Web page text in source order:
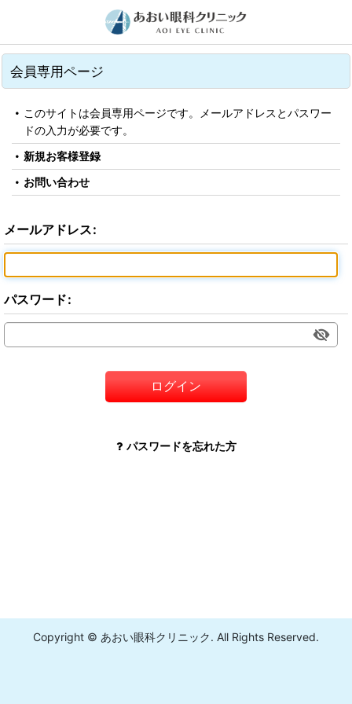
会員専用ページ
このサイトは会員専用ページです。メールアドレスとパスワー
ドの入力が必要です。
新規お客様登録
お問い合わせ
メールアドレス:
パスワード:
ログイン
パスワードを忘れた方
Copyright © あおい眼科クリニック. All Rights Reserved.